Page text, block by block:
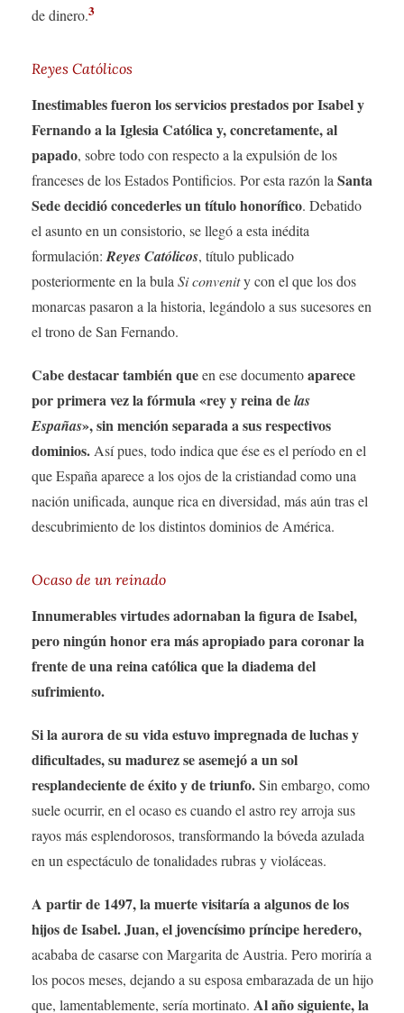
de dinero.3
Reyes Católicos
Inestimables fueron los servicios prestados por Isabel y
Fernando a la Iglesia Católica y, concretamente, al
papado, sobre todo con respecto a la expulsión de los
franceses de los Estados Pontificios. Por esta razón laSanta
Sede decidió concederles un título honorífico. Debatido
el asunto en un consistorio, se llegó a esta inédita
formulación:Reyes Católicos, título publicado
posteriormente en la bulaSi convenity con el que los dos
monarcas pasaron a la historia, legándolo a sus sucesores en
el trono de San Fernando.
Cabe destacar también queen ese documentoaparece
por primera vez la fórmula «rey y reina delas
Españas», sin mención separada a sus respectivos
dominios.Así pues, todo indica que ése es el período en el
que España aparece a los ojos de la cristiandad como una
nación unificada, aunque rica en diversidad, más aún tras el
descubrimiento de los distintos dominios de América.
Ocaso de un reinado
Innumerables virtudes adornaban la figura de Isabel,
pero ningún honor era más apropiado para coronar la
frente de una reina católica que la diadema del
sufrimiento.
Si la aurora de su vida estuvo impregnada de luchas y
dificultades, su madurez se asemejó a un sol
resplandeciente de éxito y de triunfo.Sin embargo, como
suele ocurrir, en el ocaso es cuando el astro rey arroja sus
rayos más esplendorosos, transformando la bóveda azulada
en un espectáculo de tonalidades rubras y violáceas.
A partir de 1497, la muerte visitaría a algunos de los
hijos de Isabel. Juan, el jovencísimo príncipe heredero,
acababa de casarse con Margarita de Austria. Pero moriría a
los pocos meses, dejando a su esposa embarazada de un hijo
que, lamentablemente, sería mortinato. Al año siguiente, la